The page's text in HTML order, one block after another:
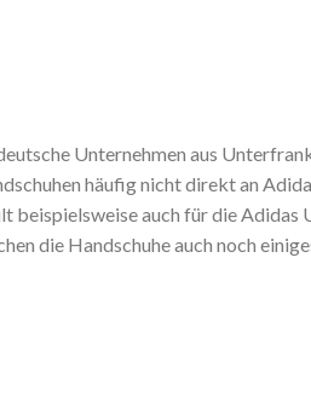
Unternehmen aus
häufig nicht direkt an
beispielsweise auch für die
die Handschuhe auch noch